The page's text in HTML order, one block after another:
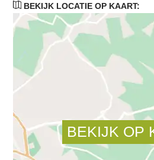
BEKIJK LOCATIE OP KAART: